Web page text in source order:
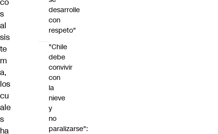
s
al
sis
te
m
a,
los
cu
ale
s
ha
desarrolle
con
respeto"
"Chile
debe
convivir
con
la
nieve
y
no
paralizarse":